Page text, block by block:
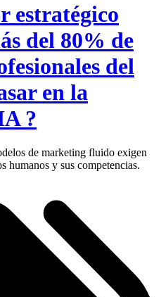
estratégico
del 80% de
del
en la
?
de marketing fluido exigen
humanos y sus competencias.